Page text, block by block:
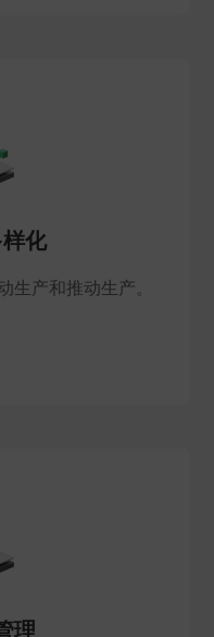
化
产和推动生产。
理